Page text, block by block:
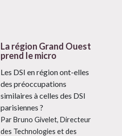
La région Grand Ouest
prend le micro
Les DSI en région ont-elles
des préoccupations
similaires à celles des DSI
parisiennes ?
Par Bruno Givelet, Directeur
des Technologies et des